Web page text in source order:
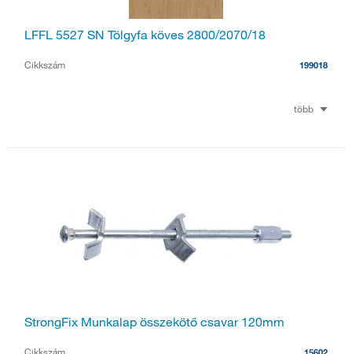
LFFL 5527 SN Tölgyfa köves 2800/2070/18
Cikkszám 199018
több
StrongFix Munkalap összekötő csavar 120mm